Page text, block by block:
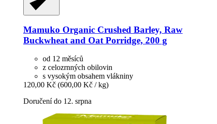
Mamuko Organic Crushed Barley, Raw
Buckwheat and Oat Porridge, 200 g
od 12 měsíců
z celozrnných obilovin
s vysokým obsahem vlákniny
120,00 Kč (600,00 Kč / kg)
Doručení do 12. srpna